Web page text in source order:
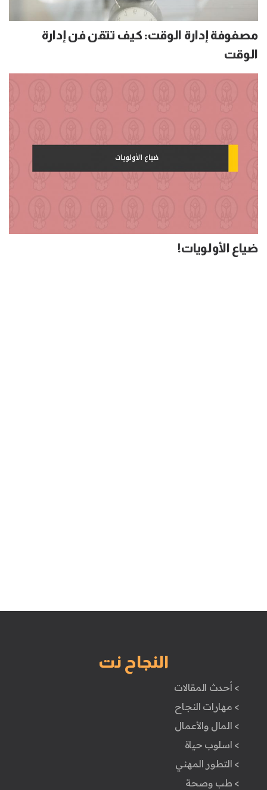
مصفوفة إدارة الوقت: كيف تتقن فن إدارة
الوقت
ضياع الأولويات!
النجاح نت
> أحدث المقالات
> مهارات النجاح
> المال والأعمال
> اسلوب حياة
> التطور المهني
> طب وصحة